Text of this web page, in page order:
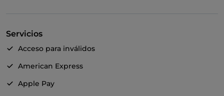
Servicios
Acceso para inválidos
American Express
Apple Pay